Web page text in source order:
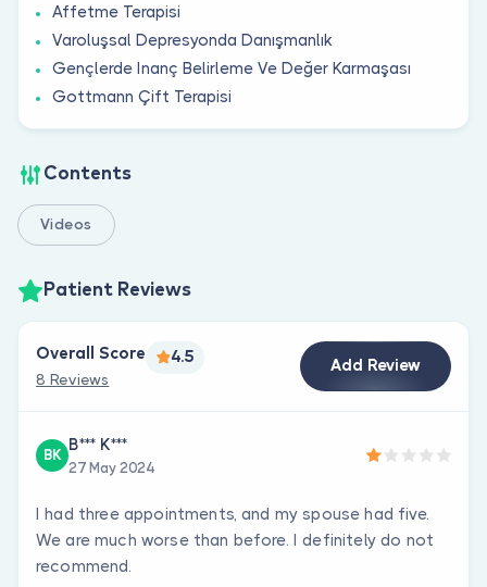
Affetme Terapisi
Varoluşsal Depresyonda Danışmanlık
Gençlerde Inanç Belirleme Ve Değer Karmaşası
Gottmann Çift Terapisi
Contents
Videos
Patient Reviews
Overall Score
8 Reviews
4.5 Add Review
BK
B*** K***
27 May 2024
I had three appointments, and my spouse had five.
We are much worse than before. I definitely do not
recommend.